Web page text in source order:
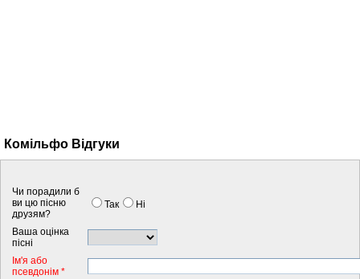
Комільфо Вiдгуки
Чи порадили б
ви цю пісню
друзям?
Так Нi
Ваша оцінка
пісні
Iм'я або
псевдонiм *